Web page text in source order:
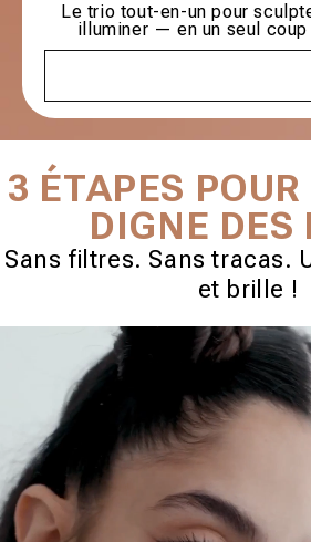
Le trio tout-en-un pour
illuminer — en un seul coup
3 ÉTAPES
DIGNE DES
Sans filtres. Sans tracas.
et brille !